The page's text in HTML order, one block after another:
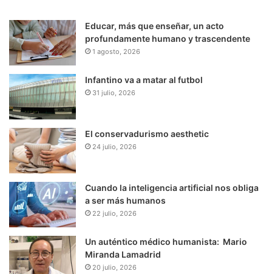
Educar, más que enseñar, un acto
profundamente humano y trascendente
1 agosto, 2026
Infantino va a matar al futbol
31 julio, 2026
El conservadurismo aesthetic
24 julio, 2026
Cuando la inteligencia artificial nos obliga
a ser más humanos
22 julio, 2026
Un auténtico médico humanista: Mario
Miranda Lamadrid
20 julio, 2026